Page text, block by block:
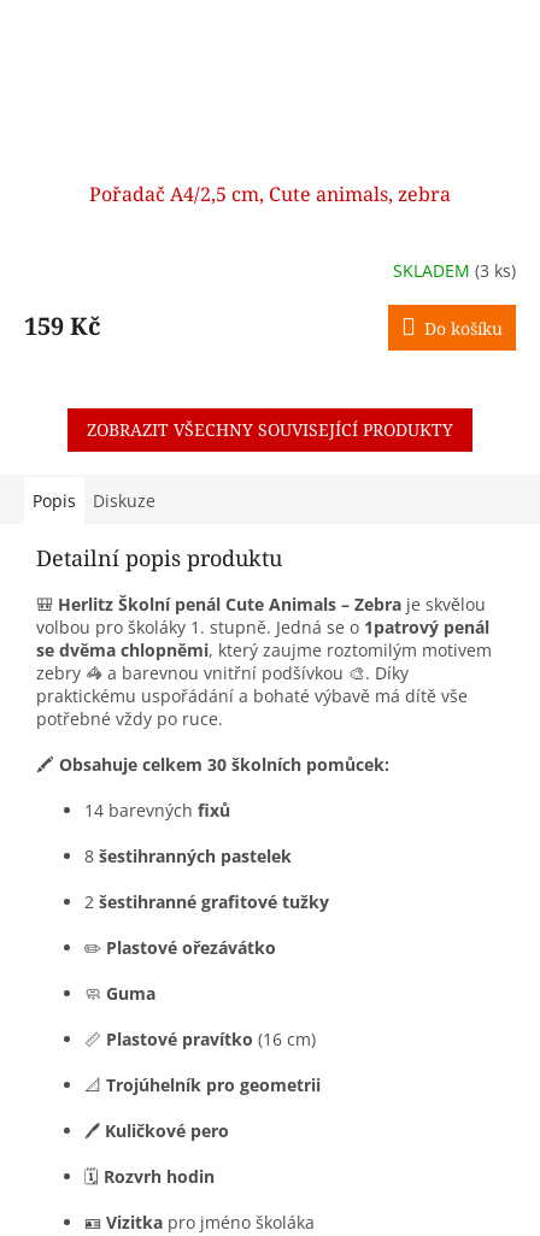
Pořadač A4/2,5 cm, Cute animals, zebra
SKLADEM (3 ks)
159 Kč Do košíku
ZOBRAZIT VŠECHNY SOUVISEJÍCÍ PRODUKTY
Popis Diskuze
Detailní popis produktu
🎒 Herlitz Školní penál Cute Animals – Zebra je skvělou
volbou pro školáky 1. stupně. Jedná se o 1patrový penál
se dvěma chlopněmi, který zaujme roztomilým motivem
zebry 🦓 a barevnou vnitřní podšívkou 🎨. Díky
praktickému uspořádání a bohaté výbavě má dítě vše
potřebné vždy po ruce.
🖍️ Obsahuje celkem 30 školních pomůcek:
14 barevných fixů
8 šestihranných pastelek
2 šestihranné grafitové tužky
✏️ Plastové ořezávátko
🧼 Guma
📏 Plastové pravítko (16 cm)
📐 Trojúhelník pro geometrii
🖊️ Kuličkové pero
🗓️ Rozvrh hodin
🪪 Vizitka pro jméno školáka